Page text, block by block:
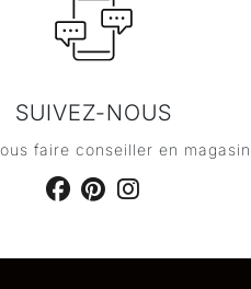
SUIVEZ-NOUS
faire conseiller en magasin